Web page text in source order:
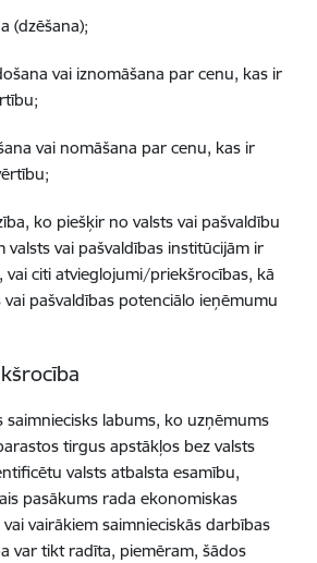
(dzēšana);
vai iznomāšana par cenu, kas ir
vai nomāšana par cenu, kas ir
ko piešķir no valsts vai pašvaldību
valsts vai pašvaldības institūcijām ir
vai citi atvieglojumi/priekšrocības, kā
pašvaldības potenciālo ieņēmumu
saimniecisks labums, ko uzņēmums
tirgus apstākļos bez valsts
valsts atbalsta esamību,
pasākums rada ekonomiskas
vairākiem saimnieciskās darbības
var tikt radīta, piemēram, šādos